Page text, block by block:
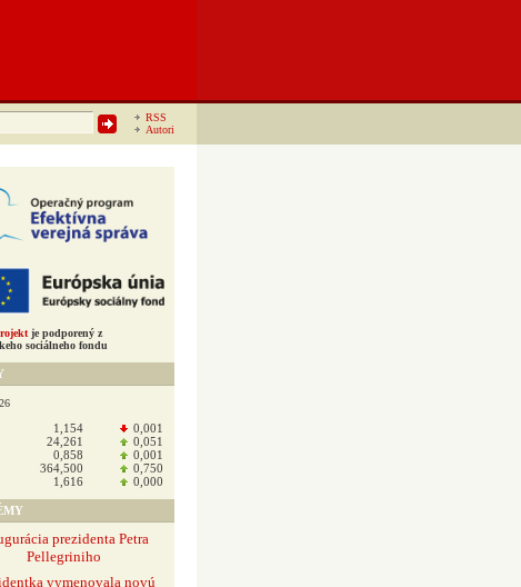
RSS
Autori
je podporený z
sociálneho fondu
1,154
0,001
24,261
0,051
0,858
0,001
364,500
0,750
1,616 0,000
prezidenta Petra
Pellegriniho
vymenovala novú